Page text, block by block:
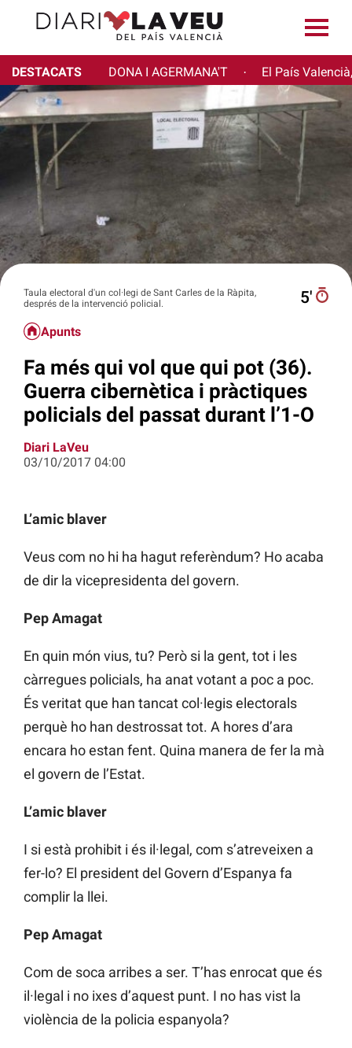
DESTACATS DONA I AGERMANA'T · El País
Taula electoral d'un col·legi de Sant Carles de la Ràpita,
després de la intervenció policial.
5′
Apunts
Fa més qui vol que qui pot (36).
Guerra cibernètica i pràctiques
policials del passat durant l’1-O
Diari LaVeu
03/10/2017 04:00
L’amic blaver
Veus com no hi ha hagut referèndum? Ho acaba
de dir la vicepresidenta del govern.
Pep Amagat
En quin món vius, tu? Però si la gent, tot i les
càrregues policials, ha anat votant a poc a poc.
És veritat que han tancat col·legis electorals
perquè ho han destrossat tot. A hores d’ara
encara ho estan fent. Quina manera de fer la mà
el govern de l’Estat.
L’amic blaver
I si està prohibit i és il·legal, com s’atreveixen a
fer-lo? El president del Govern d’Espanya fa
complir la llei.
Pep Amagat
Com de soca arribes a ser. T’has enrocat que és
il·legal i no ixes d’aquest punt. I no has vist la
violència de la policia espanyola?